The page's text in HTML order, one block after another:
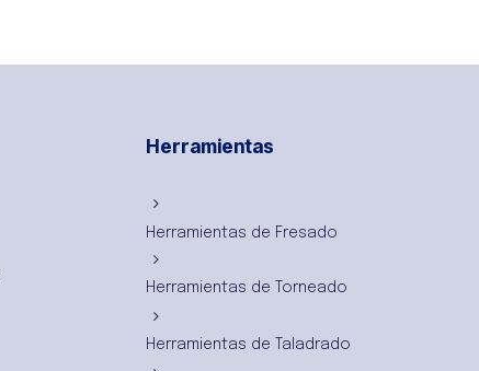
Herramientas
Herramientas de Fresado
Herramientas de Torneado
Herramientas de Taladrado